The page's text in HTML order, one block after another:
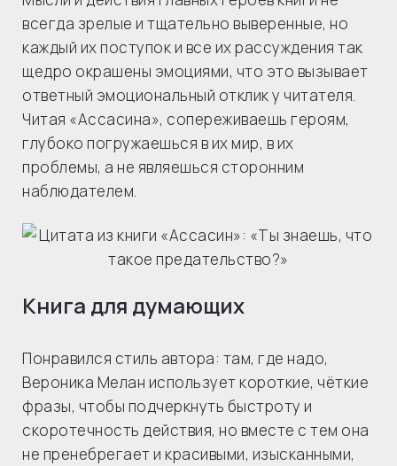
всегда зрелые и тщательно выверенные, но
каждый их поступок и все их рассуждения так
щедро окрашены эмоциями, что это вызывает
ответный эмоциональный отклик у читателя.
Читая «Ассасина», сопереживаешь героям,
глубоко погружаешься в их мир, в их
проблемы, а не являешься сторонним
наблюдателем.
Книга для думающих
Понравился стиль автора: там, где надо,
Вероника Мелан использует короткие, чёткие
фразы, чтобы подчеркнуть быстроту и
скоротечность действия, но вместе с тем она
не пренебрегает и красивыми, изысканными,